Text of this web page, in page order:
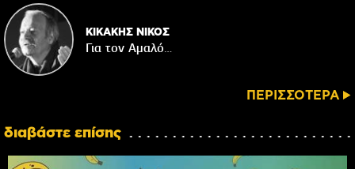
ΚΙΚΑΚΗΣ ΝΙΚΟΣ
Για τον Αμαλό…
ΠΕΡΙΣΣΟΤΕΡΑ
διαβάστε επίσης